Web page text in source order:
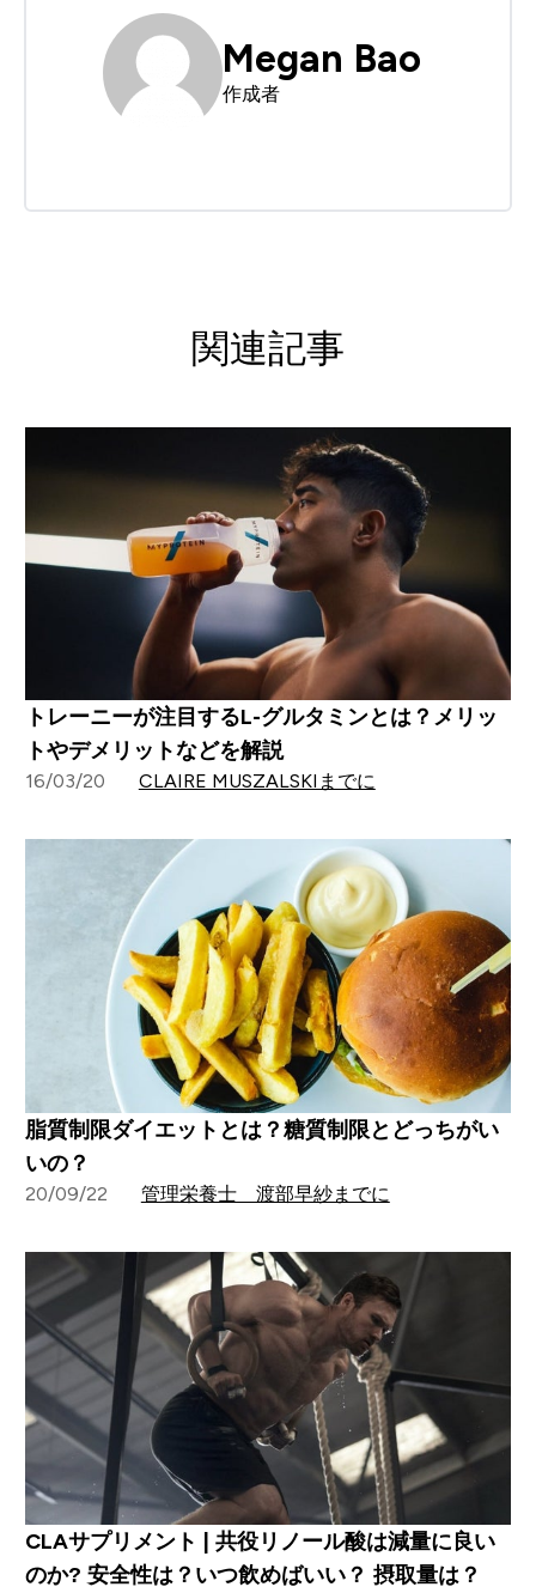
Megan Bao
作成者
関連記事
トレーニーが注目するL-グルタミンとは？メリッ
トやデメリットなどを解説
16/03/20 CLAIRE MUSZALSKIまでに
脂質制限ダイエットとは？糖質制限とどっちがい
いの？
20/09/22 管理栄養士 渡部早紗までに
CLAサプリメント | 共役リノール酸は減量に良い
のか? 安全性は？いつ飲めばいい？ 摂取量は？